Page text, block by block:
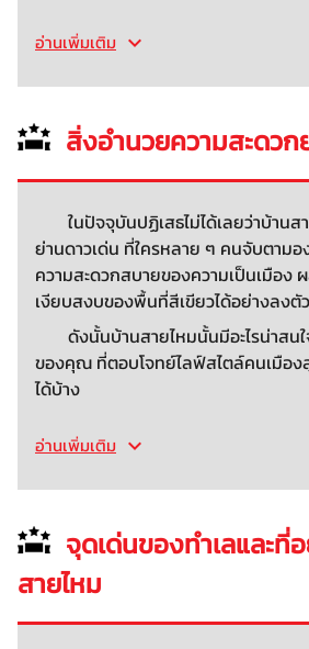
อ่านเพิ่มเติม
สิ่งอำนวยความสะดวก
ในปัจจุบันปฏิเสธไม่ได้เลยว่าบ้าน
ย่านดาวเด่น ที่ใครหลาย ๆ คนจับตามอ
ความสะดวกสบายของความเป็นเมือง
เงียบสงบของพื้นที่สีเขียวได้อย่างลงตัว
ดังนั้นบ้านสายไหมนั้นมีอะไรน่าสนใ
ของคุณ ที่ตอบโจทย์ไลฟ์สไตล์คนเมือ
ได้บ้าง
อ่านเพิ่มเติม
จุดเด่นของทำเลและที่
สายไหม